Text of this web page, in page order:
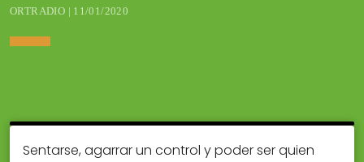
ORTRADIO | 11/01/2020
Sentarse, agarrar un control y poder ser quien